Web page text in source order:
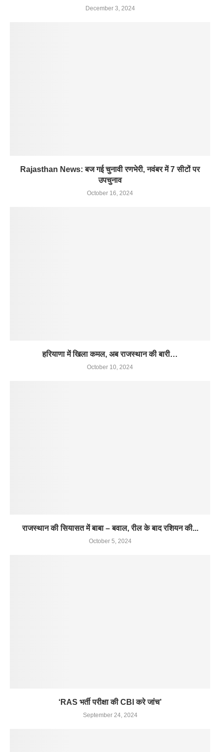
December 3, 2024
Rajasthan News: बज गई चुनावी रणभेरी, नवंबर में 7 सीटों पर
उपचुनाव
October 16, 2024
हरियाणा में खिला कमल, अब राजस्थान की बारी…
October 10, 2024
राजस्थान की सियासत में बाबा – बवाल, रील के बाद रशियन की...
October 5, 2024
‘RAS भर्ती परीक्षा की CBI करे जांच’
September 24, 2024